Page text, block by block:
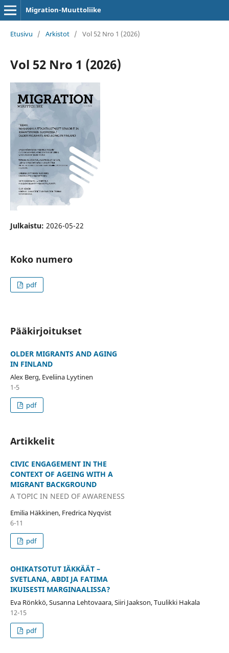
Migration-Muuttoliike
Etusivu / Arkistot / Vol 52 Nro 1 (2026)
Vol 52 Nro 1 (2026)
Julkaistu: 2026-05-22
Koko numero
pdf
Pääkirjoitukset
OLDER MIGRANTS AND AGING
IN FINLAND
Alex Berg, Eveliina Lyytinen
1-5
pdf
Artikkelit
CIVIC ENGAGEMENT IN THE
CONTEXT OF AGEING WITH A
MIGRANT BACKGROUND
A TOPIC IN NEED OF AWARENESS
Emilia Häkkinen, Fredrica Nyqvist
6-11
pdf
OHIKATSOTUT IÄKKÄÄT –
SVETLANA, ABDI JA FATIMA
IKUISESTI MARGINAALISSA?
Eva Rönkkö, Susanna Lehtovaara, Siiri Jaakson, Tuulikki Hakala
12-15
pdf